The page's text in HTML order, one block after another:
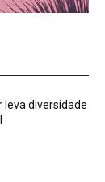
leva diversidade